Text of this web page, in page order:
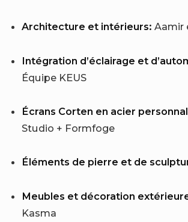
Architecture et intérieurs:Aamir
Intégration d’éclairage et
Équipe KEUS
Écrans Corten en acier
Studio + Formfoge
Éléments de pierre et de
Meubles et décoration
Kasma